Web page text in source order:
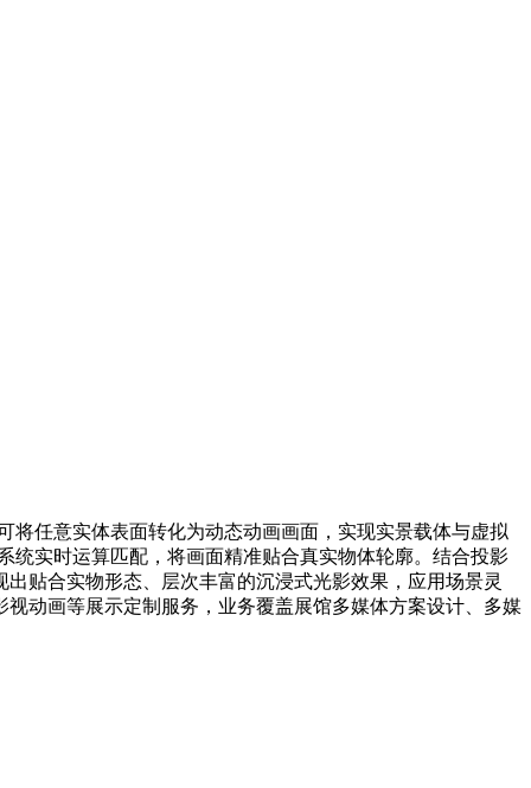
将任意实体表面转化为动态动画画面，实现实景载体与虚拟
统实时运算匹配，将画面精准贴合真实物体轮廓。结合投影
贴合实物形态、层次丰富的沉浸式光影效果，应用场景灵
动画等展示定制服务，业务覆盖展馆多媒体方案设计、多媒